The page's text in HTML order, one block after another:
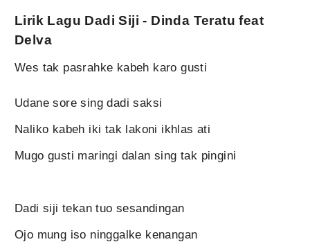
Lirik Lagu Dadi Siji - Dinda Teratu feat
Delva
Wes tak pasrahke kabeh karo gusti
Udane sore sing dadi saksi
Naliko kabeh iki tak lakoni ikhlas ati
Mugo gusti maringi dalan sing tak pingini
Dadi siji tekan tuo sesandingan
Ojo mung iso ninggalke kenangan